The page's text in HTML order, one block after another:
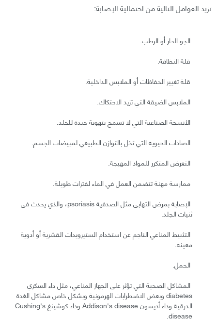
تزيد العوامل التالية من احتمالية الإصابة:
الجو الحار أو الرطب.
قلة النظافة.
قلة تغيير الحفاظات أو الملابس الداخلية.
الملابس الضيقة التي تزيد الاحتكاك.
الأنسجة الصناعية التي لا تسمح بتهوية جيدة للجلد.
الصادات الحيوية التي تخل بالتوازن الطبيعي لمبيضات الجسم.
التعرض المتكرر للمواد المهيجة.
ممارسة مهنة تتضمن العمل في الماء لفترات طويلة.
الإصابة بمرض التهابي مثل الصدفية psoriasis، والذي يحدث في
ثنيات الجلد.
التثبيط المناعي الناجم عن استخدام الستيرويدات القشرية أو أدوية
معينة.
الحمل.
المشاكل الصحية التي تؤثر على الجهاز المناعي، مثل داء السكري
diabetes وبعض الاضطرابات الهرمونية وبشكل خاص مشاكل الغدة
الدرقية وداء أديسون Addison's disease وداء كوشينغ Cushing's
disease.